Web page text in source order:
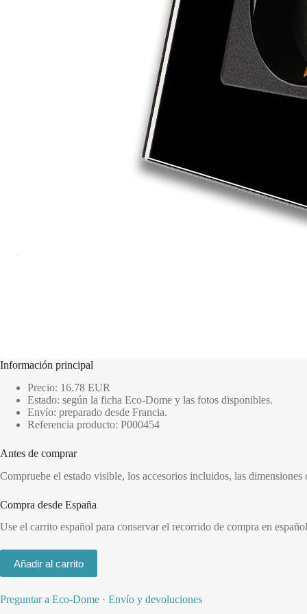
Información principal
Precio: 16.78 EUR
Estado: según la ficha Eco-Dome y las fotos disponibles.
Envío: preparado desde Francia.
Referencia producto: P000454
Antes de comprar
Compruebe el estado visible, los accesorios incluidos, las
Compra desde España
Use el carrito español para conservar el recorrido de compra en
Añadir al carrito
Preguntar a Eco-Dome · Envío y devoluciones